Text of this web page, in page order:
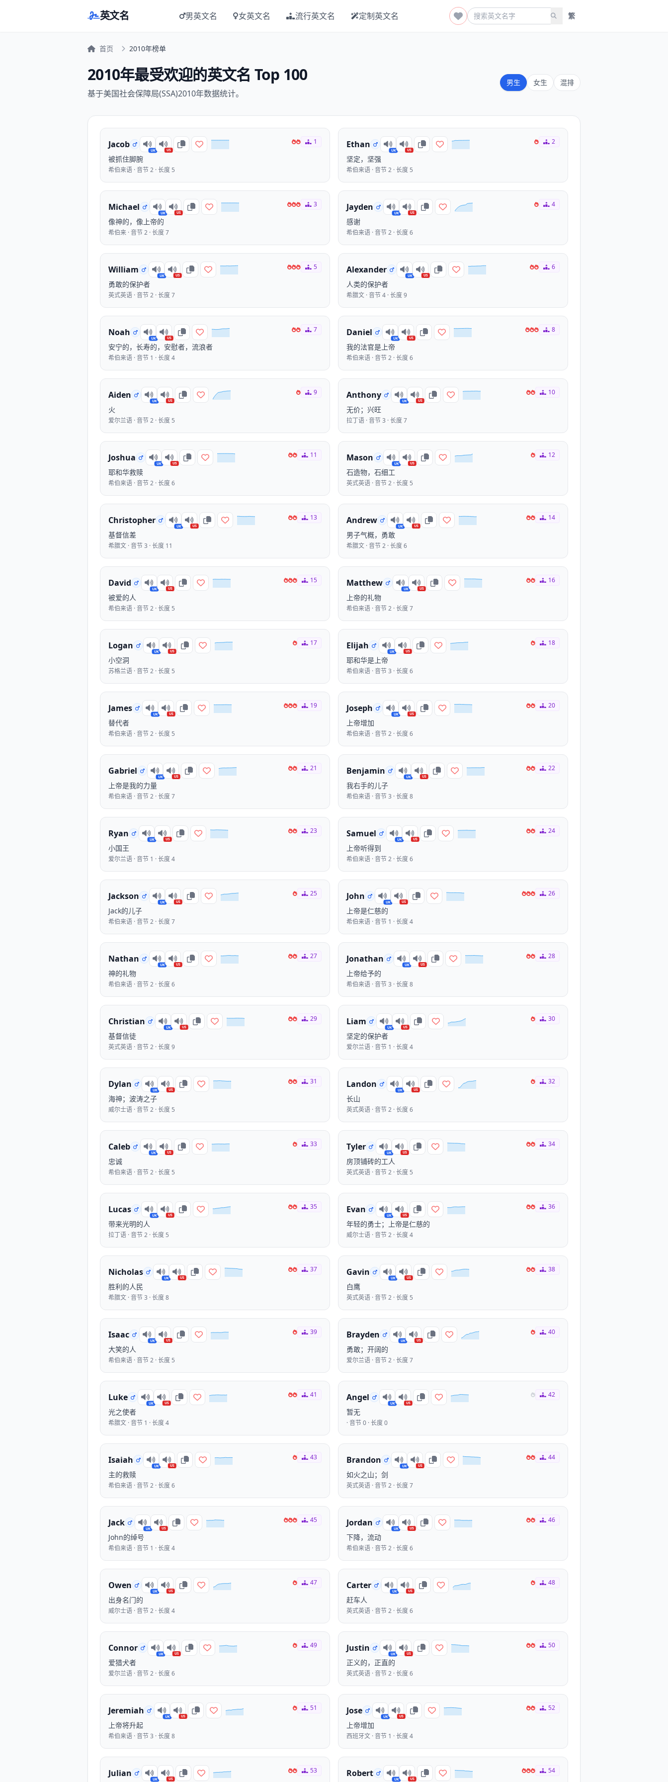
英文名 男英文名 女英文名 流行英文名 定制英文名 繁
首页 2010年榜单
2010年最受欢迎的英文名 Top 100
基于美国社会保障局(SSA)2010年数据统计。
男生 女生 混排
Jacob
UK US
被抓住脚腕
希伯来语 · 音节 2 · 长度 5
1 Ethan
UK US
坚定，坚强
希伯来语 · 音节 2 · 长度 5
2
Michael
UK US
像神的，像上帝的
希伯来 · 音节 2 · 长度 7
3 Jayden
UK US
感谢
希伯来语 · 音节 2 · 长度 6
4
William
UK US
勇敢的保护者
英式英语 · 音节 2 · 长度 7
5 Alexander
UK US
人类的保护者
希腊文 · 音节 4 · 长度 9
6
Noah
UK US
安宁的，长寿的，安慰者，流浪者
希伯来语 · 音节 1 · 长度 4
7 Daniel
UK US
我的法官是上帝
希伯来语 · 音节 2 · 长度 6
8
Aiden
UK US
火
爱尔兰语 · 音节 2 · 长度 5
9 Anthony
UK US
无价；兴旺
拉丁语 · 音节 3 · 长度 7
10
Joshua
UK US
耶和华救赎
希伯来语 · 音节 2 · 长度 6
11 Mason
UK US
石造物，石细工
英式英语 · 音节 2 · 长度 5
12
Christopher
UK US
基督信差
希腊文 · 音节 3 · 长度 11
13 Andrew
UK US
男子气概，勇敢
希腊文 · 音节 2 · 长度 6
14
David
UK US
被爱的人
希伯来语 · 音节 2 · 长度 5
15 Matthew
UK US
上帝的礼物
希伯来语 · 音节 2 · 长度 7
16
Logan
UK US
小空洞
苏格兰语 · 音节 2 · 长度 5
17 Elijah
UK US
耶和华是上帝
希伯来语 · 音节 3 · 长度 6
18
James
UK US
替代者
希伯来语 · 音节 2 · 长度 5
19 Joseph
UK US
上帝增加
希伯来语 · 音节 2 · 长度 6
20
Gabriel
UK US
上帝是我的力量
希伯来语 · 音节 2 · 长度 7
21 Benjamin
UK US
我右手的儿子
希伯来语 · 音节 3 · 长度 8
22
Ryan
UK US
小国王
爱尔兰语 · 音节 1 · 长度 4
23 Samuel
UK US
上帝听得到
希伯来语 · 音节 2 · 长度 6
24
Jackson
UK US
Jack的儿子
希伯来语 · 音节 2 · 长度 7
25 John
UK US
上帝是仁慈的
希伯来语 · 音节 1 · 长度 4
26
Nathan
UK US
神的礼物
希伯来语 · 音节 2 · 长度 6
27 Jonathan
UK US
上帝给予的
希伯来语 · 音节 3 · 长度 8
28
Christian
UK US
基督信徒
英式英语 · 音节 2 · 长度 9
29 Liam
UK US
坚定的保护者
爱尔兰语 · 音节 1 · 长度 4
30
Dylan
UK US
海神；波涛之子
威尔士语 · 音节 2 · 长度 5
31 Landon
UK US
长山
英式英语 · 音节 2 · 长度 6
32
Caleb
UK US
忠诚
希伯来语 · 音节 2 · 长度 5
33 Tyler
UK US
房顶铺砖的工人
英式英语 · 音节 2 · 长度 5
34
Lucas
UK US
带来光明的人
拉丁语 · 音节 2 · 长度 5
35 Evan
UK US
年轻的勇士；上帝是仁慈的
威尔士语 · 音节 2 · 长度 4
36
Nicholas
UK US
胜利的人民
希腊文 · 音节 3 · 长度 8
37 Gavin
UK US
白鹰
英式英语 · 音节 2 · 长度 5
38
Isaac
UK US
大笑的人
希伯来语 · 音节 2 · 长度 5
39 Brayden
UK US
勇敢；开阔的
爱尔兰语 · 音节 2 · 长度 7
40
Luke
UK US
光之使者
希腊文 · 音节 1 · 长度 4
41 Angel
UK US
暂无
· 音节 0 · 长度 0
42
Isaiah
UK US
主的救赎
希伯来语 · 音节 2 · 长度 6
43 Brandon
UK US
如火之山；剑
英式英语 · 音节 2 · 长度 7
44
Jack
UK US
John的绰号
希伯来语 · 音节 1 · 长度 4
45 Jordan
UK US
下降，流动
希伯来语 · 音节 2 · 长度 6
46
Owen
UK US
出身名门的
威尔士语 · 音节 2 · 长度 4
47 Carter
UK US
赶车人
英式英语 · 音节 2 · 长度 6
48
Connor
UK US
爱猎犬者
爱尔兰语 · 音节 2 · 长度 6
49 Justin
UK US
正义的，正直的
英式英语 · 音节 2 · 长度 6
50
Jeremiah
UK US
上帝将升起
希伯来语 · 音节 3 · 长度 8
51 Jose
UK US
上帝增加
西班牙文 · 音节 1 · 长度 4
52
Julian
UK US
53 Robert
UK US
54